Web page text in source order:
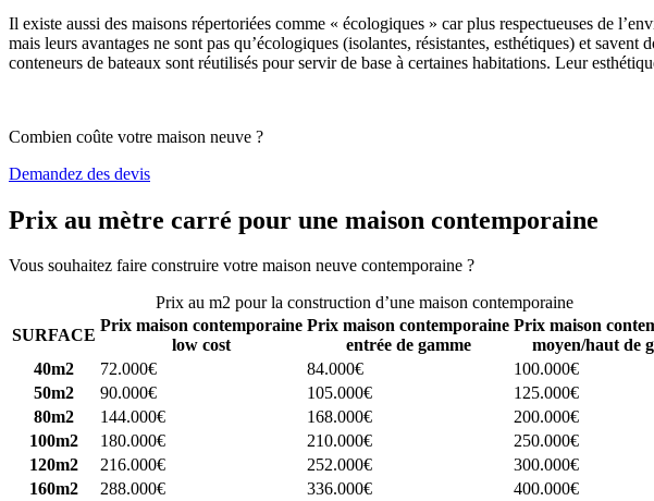
Il existe aussi des maisons répertoriées comme « écologiques » car plus respectueuses de
mais leurs avantages ne sont pas qu’écologiques (isolantes, résistantes, esthétiques) et
conteneurs de bateaux sont réutilisés pour servir de base à certaines habitations. Leur
Combien coûte votre maison neuve ?
Demandez des devis
Prix au mètre carré pour une maison contemporaine
Vous souhaitez faire construire votre maison neuve contemporaine ?
Prix au m2 pour la construction d’une maison contemporaine
SURFACE
Prix maison contemporaine
low cost
Prix maison contemporaine
entrée de gamme
Prix maison
moyen/haut de
40m2
72.000€ 84.000€
100.000€
50m2
90.000€ 105.000€
125.000€
80m2
144.000€ 168.000€
200.000€
100m2
180.000€ 210.000€
250.000€
120m2
216.000€ 252.000€
300.000€
160m2
288.000€ 336.000€
400.000€